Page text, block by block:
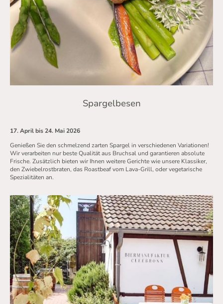
Spargelbesen
17. April bis 24. Mai 2026
Genießen Sie den schmelzend zarten Spargel in verschiedenen Variationen!
Wir verarbeiten nur beste Qualität aus Bruchsal und garantieren absolute
Frische. Zusätzlich bieten wir Ihnen weitere Gerichte wie unsere Klassiker,
den Zwiebelrostbraten, das Roastbeaf vom Lava-Grill, oder vegetarische
Spezialitäten an.